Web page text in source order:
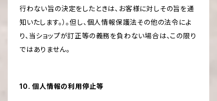
行わない旨の決定をしたときは、お客様に対しその旨を通
知いたします。）。但し、個人情報保護法その他の法令によ
り、当ショップが訂正等の義務を負わない場合は、この限り
ではありません。
10. 個人情報の利用停止等